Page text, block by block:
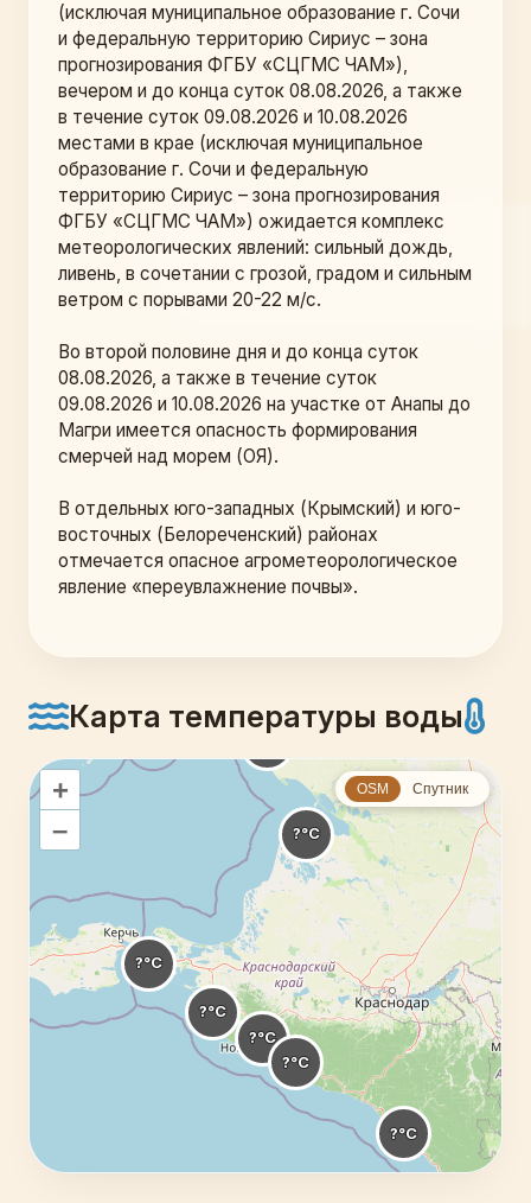
(исключая муниципальное образование г. Сочи
и федеральную территорию Сириус – зона
прогнозирования ФГБУ «СЦГМС ЧАМ»),
вечером и до конца суток 08.08.2026, а также
в течение суток 09.08.2026 и 10.08.2026
местами в крае (исключая муниципальное
образование г. Сочи и федеральную
территорию Сириус – зона прогнозирования
ФГБУ «СЦГМС ЧАМ») ожидается комплекс
метеорологических явлений: сильный дождь,
ливень, в сочетании с грозой, градом и сильным
ветром с порывами 20-22 м/с.
Во второй половине дня и до конца суток
08.08.2026, а также в течение суток
09.08.2026 и 10.08.2026 на участке от Анапы до
Магри имеется опасность формирования
смерчей над морем (ОЯ).
В отдельных юго-западных (Крымский) и юго-
восточных (Белореченский) районах
отмечается опасное агрометеорологическое
явление «переувлажнение почвы».
Карта температуры воды
OSM Спутник
+
–